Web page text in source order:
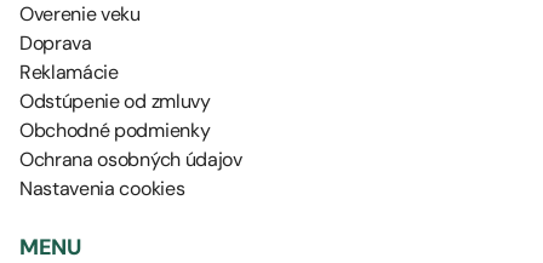
Overenie veku
Doprava
Reklamácie
Odstúpenie od zmluvy
Obchodné podmienky
Ochrana osobných údajov
Nastavenia cookies
MENU